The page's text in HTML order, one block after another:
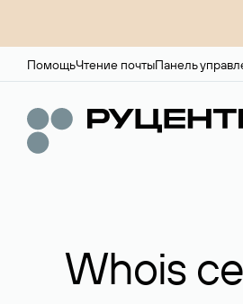
ПомощьЧтение почтыПанель
Whois